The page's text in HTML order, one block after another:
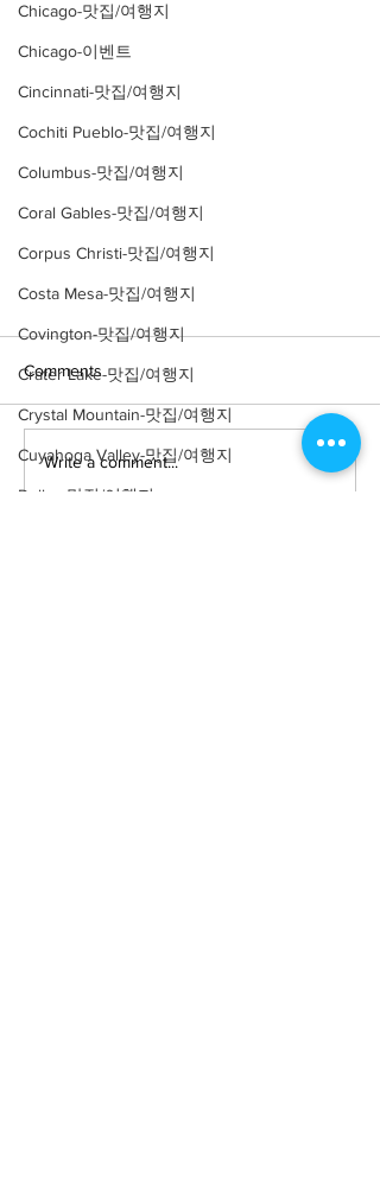
Chicago-맛집/여행지
Chicago-이벤트
Cincinnati-맛집/여행지
Cochiti Pueblo-맛집/여행지
Columbus-맛집/여행지
Coral Gables-맛집/여행지
Corpus Christi-맛집/여행지
Costa Mesa-맛집/여행지
Covington-맛집/여행지
Crater Lake-맛집/여행지
Crystal Mountain-맛집/여행지
Cuyahoga Valley-맛집/여행지
Dallas-맛집/여행지
Comments
Write a comment...